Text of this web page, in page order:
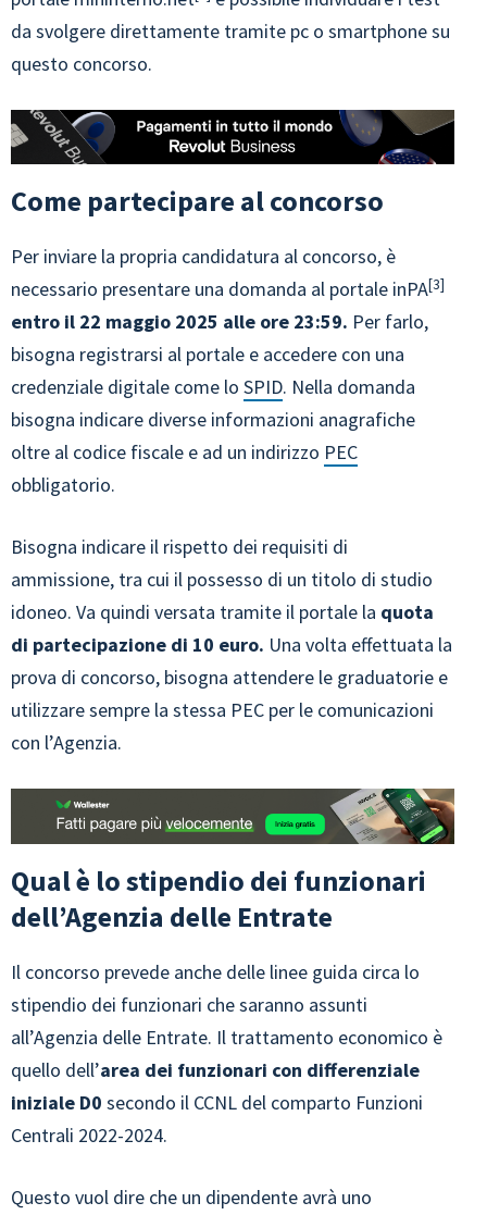
da svolgere direttamente tramite pc o smartphone su
questo concorso.
Come partecipare al concorso
Per inviare la propria candidatura al concorso, è
necessario presentare una domanda al portale inPA 3
entro il 22 maggio 2025 alle ore 23:59. Per farlo,
bisogna registrarsi al portale e accedere con una
credenziale digitale come lo SPID. Nella domanda
bisogna indicare diverse informazioni anagrafiche
oltre al codice fiscale e ad un indirizzo PEC
obbligatorio.
Bisogna indicare il rispetto dei requisiti di
ammissione, tra cui il possesso di un titolo di studio
idoneo. Va quindi versata tramite il portale la quota
di partecipazione di 10 euro. Una volta effettuata la
prova di concorso, bisogna attendere le graduatorie e
utilizzare sempre la stessa PEC per le comunicazioni
con l’Agenzia.
Qual è lo stipendio dei funzionari
dell’Agenzia delle Entrate
Il concorso prevede anche delle linee guida circa lo
stipendio dei funzionari che saranno assunti
all’Agenzia delle Entrate. Il trattamento economico è
quello dell’area dei funzionari con differenziale
iniziale D0 secondo il CCNL del comparto Funzioni
Centrali 2022-2024.
Questo vuol dire che un dipendente avrà uno